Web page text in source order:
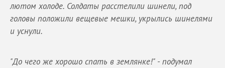
лютом холоде. Солдаты расстелили шинели, под
головы положили вещевые мешки, укрылись шинелями
и уснули.
"До чего же хорошо спать в землянке!" - подумал